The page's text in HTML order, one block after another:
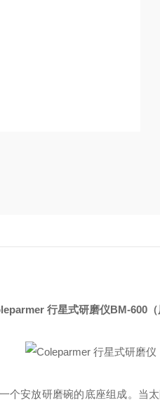
行星式研磨仪BM-600
个安放研磨碗的底座组成。当